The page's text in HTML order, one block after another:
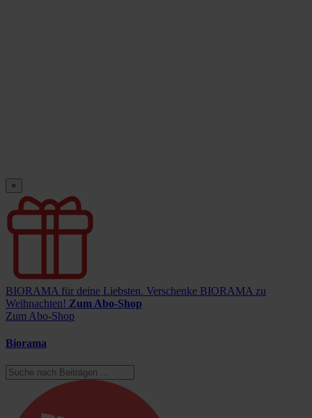
×
BIORAMA für deine Liebsten. Verschenke BIORAMA zu
Weihnachten! Zum Abo-Shop
Zum Abo-Shop
Biorama